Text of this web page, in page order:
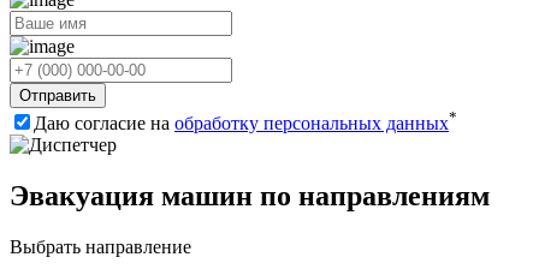
Отправить
Даю согласие на обработку персональных данных*
Эвакуация машин по направлениям
Выбрать направление